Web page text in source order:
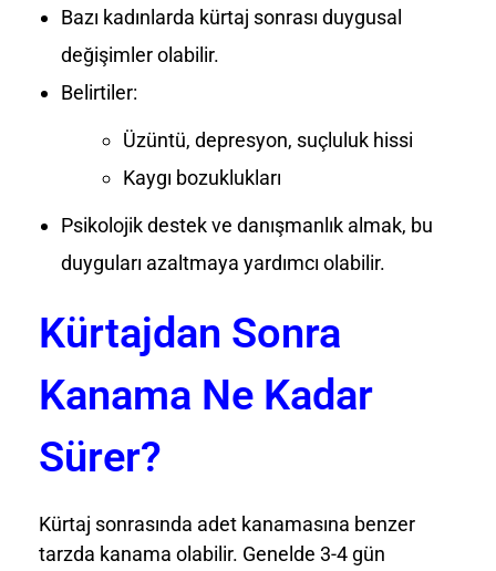
Bazı kadınlarda kürtaj sonrası duygusal
değişimler olabilir.
Belirtiler:
Üzüntü, depresyon, suçluluk hissi
Kaygı bozuklukları
Psikolojik destek ve danışmanlık almak, bu
duyguları azaltmaya yardımcı olabilir.
Kürtajdan Sonra
Kanama Ne Kadar
Sürer?
Kürtaj sonrasında adet kanamasına benzer
tarzda kanama olabilir. Genelde 3-4 gün